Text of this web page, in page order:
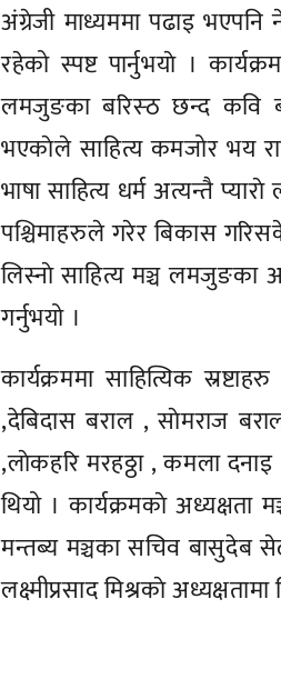
अंग्रेजी माध्यममा पढाइ
रहेको स्पष्ट पार्नुभयाे ।
लमजुङका बरिस्ठ छन्द कवि
भएकाेले साहित्य कमजोर भय
भाषा साहित्य धर्म अत्यन्तै
पश्चिमाहरुले गरेर बिकास
लिस्नाे साहित्य मञ्च लमजुङका
गर्नुभयो ।
कार्यक्रममा साहित्यिक
,देबिदास बराल , साेमराज
,लाेकहरि मरहठ्ठा , कमला
थियो । कार्यक्रमकाे
मन्तब्य मञ्चका सचिव बासुदेब
लक्ष्मीप्रसाद मिश्रकाे